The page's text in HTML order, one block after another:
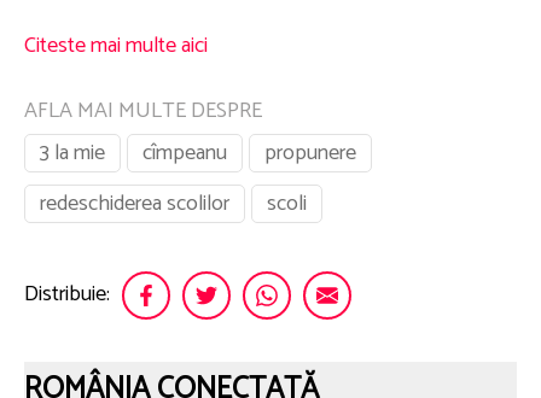
Citeste mai multe aici
AFLA MAI MULTE DESPRE
3 la mie
cîmpeanu
propunere
redeschiderea scolilor
scoli
Distribuie: